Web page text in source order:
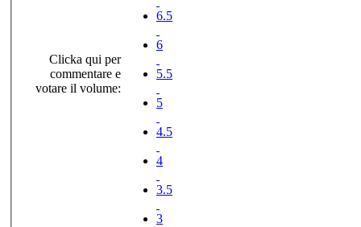
Clicka qui per
commentare e
votare il volume:
6.5
6
5.5
5
4.5
4
3.5
3